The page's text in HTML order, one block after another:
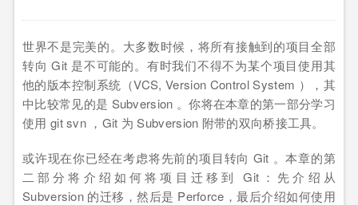
世界不是完美的。大多数时候，将所有接触到的项目全部
转向 Git 是不可能的。有时我们不得不为某个项目使用其
他的版本控制系统（VCS, Version Control System ），其
中比较常见的是 Subversion 。你将在本章的第一部分学习
使用 git svn ，Git 为 Subversion 附带的双向桥接工具。
或许现在你已经在考虑将先前的项目转向 Git 。本章的第
二部分将介绍如何将项目迁移到 Git：先介绍从
Subversion 的迁移，然后是 Perforce，最后介绍如何使用